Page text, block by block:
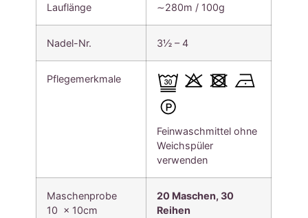
Lauflänge ∼280m / 100g
Nadel-Nr. 3½ – 4
Pflegemerkmale
Feinwaschmittel ohne
Weichspüler
verwenden
Maschenprobe
10 x 10cm
20 Maschen, 30
Reihen